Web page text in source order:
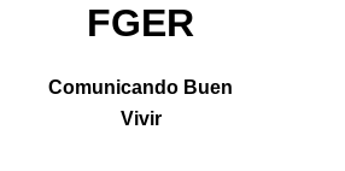
FGER
Comunicando Buen
Vivir